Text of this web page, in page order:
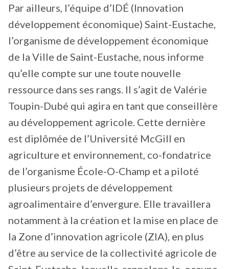
Par ailleurs, l’équipe d’IDÉ (Innovation
développement économique) Saint-Eustache,
l’organisme de développement économique
de la Ville de Saint-Eustache, nous informe
qu’elle compte sur une toute nouvelle
ressource dans ses rangs. Il s’agit de Valérie
Toupin-Dubé qui agira en tant que conseillère
au développement agricole. Cette dernière
est diplômée de l’Université McGill en
agriculture et environnement, co-fondatrice
de l’organisme École-O-Champ et a piloté
plusieurs projets de développement
agroalimentaire d’envergure. Elle travaillera
notamment à la création et la mise en place de
la Zone d’innovation agricole (ZIA), en plus
d’être au service de la collectivité agricole de